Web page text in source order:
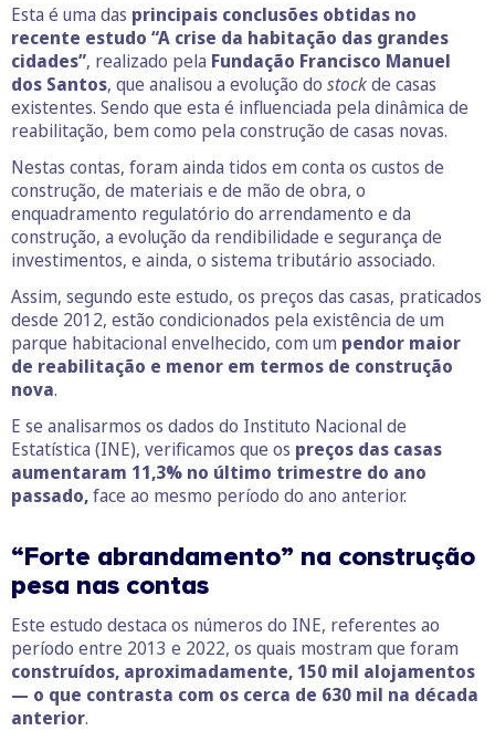
Esta é uma das principais conclusões obtidas no
recente estudo “A crise da habitação das grandes
cidades”, realizado pela Fundação Francisco Manuel
dos Santos, que analisou a evolução do stockde casas
existentes. Sendo que esta é influenciada pela dinâmica de
reabilitação, bem como pela construção de casas novas.
Nestas contas, foram ainda tidos em conta os custos de
construção, de materiais e de mão de obra, o
enquadramento regulatório do arrendamento e da
construção, a evolução da rendibilidade e segurança de
investimentos, e ainda, o sistema tributário associado.
Assim, segundo este estudo, os preços das casas, praticados
desde 2012, estão condicionados pela existência de um
parque habitacional envelhecido, com um pendor maior
de reabilitação e menor em termos de construção
nova.
E se analisarmos os dados do Instituto Nacional de
Estatística (INE), verificamos que os preços das casas
aumentaram 11,3% no último trimestre do ano
passado,face ao mesmo período do ano anterior.
“Forte abrandamento” na construção
pesa nas contas
Este estudo destaca os números do INE, referentes ao
período entre 2013 e 2022, os quais mostram que foram
construídos, aproximadamente, 150 mil alojamentos
— o que contrasta com os cerca de 630 mil na década
anterior.